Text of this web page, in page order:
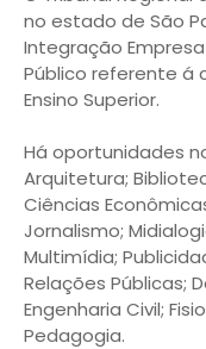
no estado de São
Integração Empresa
Público referente á
Ensino Superior.
Há oportunidades
Arquitetura;
Ciências
Jornalismo;
Multimídia;
Relações Públicas;
Engenharia Civil;
Pedagogia.